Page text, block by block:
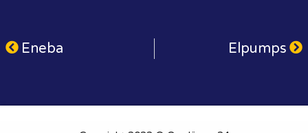
Eneba Elpumps